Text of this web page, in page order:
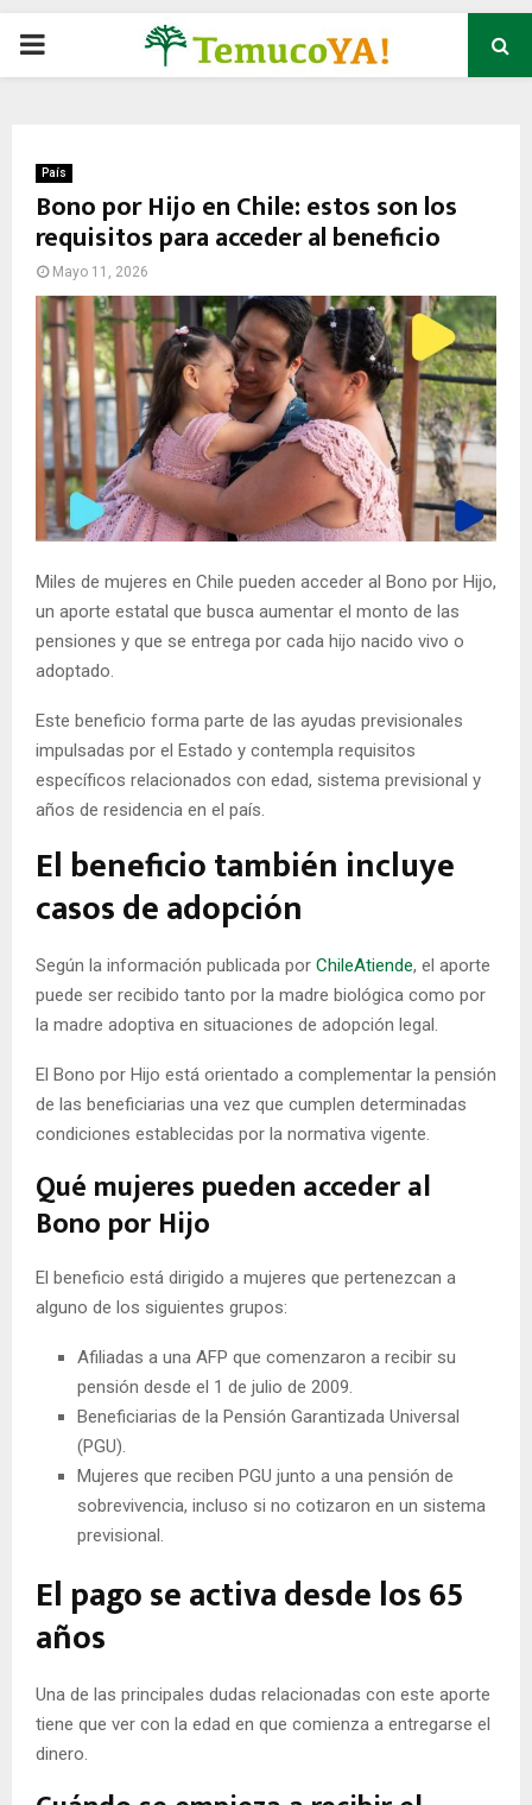
P
M
A
N
U
País
Bono por Hijo en Chile: estos son los
requisitos para acceder al beneficio
Mayo 11, 2026
Miles de mujeres en Chile pueden acceder al Bono por Hijo,
un aporte estatal que busca aumentar el monto de las
pensiones y que se entrega por cada hijo nacido vivo o
adoptado.
Este beneficio forma parte de las ayudas previsionales
impulsadas por el Estado y contempla requisitos
específicos relacionados con edad, sistema previsional y
años de residencia en el país.
El beneficio también incluye
casos de adopción
Según la información publicada por ChileAtiende, el aporte
puede ser recibido tanto por la madre biológica como por
la madre adoptiva en situaciones de adopción legal.
El Bono por Hijo está orientado a complementar la pensión
de las beneficiarias una vez que cumplen determinadas
condiciones establecidas por la normativa vigente.
Qué mujeres pueden acceder al
Bono por Hijo
El beneficio está dirigido a mujeres que pertenezcan a
alguno de los siguientes grupos:
Afiliadas a una AFP que comenzaron a recibir su
pensión desde el 1 de julio de 2009.
Beneficiarias de la Pensión Garantizada Universal
(PGU).
Mujeres que reciben PGU junto a una pensión de
sobrevivencia, incluso si no cotizaron en un sistema
previsional.
El pago se activa desde los 65
años
Una de las principales dudas relacionadas con este aporte
tiene que ver con la edad en que comienza a entregarse el
dinero.